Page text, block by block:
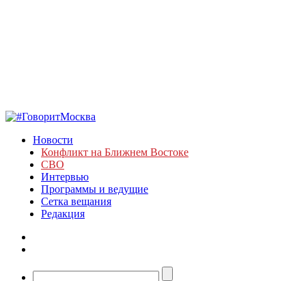
Новости
Конфликт на Ближнем Востоке
СВО
Интервью
Программы и ведущие
Сетка вещания
Редакция